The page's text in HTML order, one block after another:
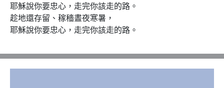
耶穌說你要忠心，走完你該走的路。
趁地還存留、稼穡晝夜寒暑，
耶穌說你要忠心，走完你該走的路。